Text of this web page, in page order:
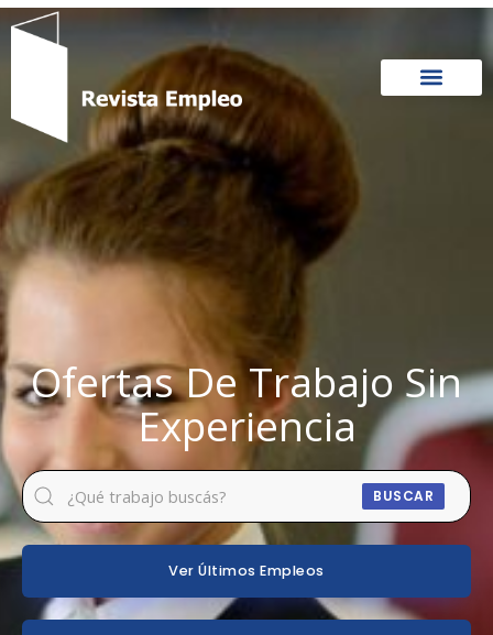
Ir
Ofertas De Trabajo Sin
Experiencia
BUSCAR
Ver Últimos Empleos